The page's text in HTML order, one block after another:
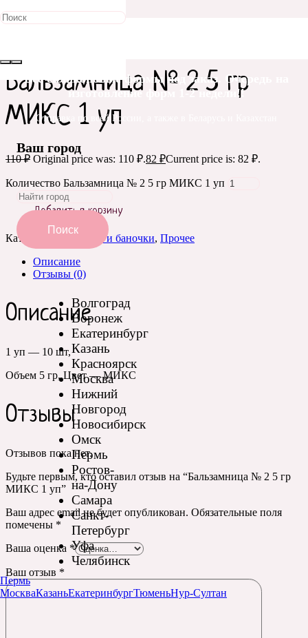
Все силиконовые формы под заказ. Очередь на
изготовление форм 1-2 недели!!
Отправка по всей России, а также в Беларусь и Казахстан
Ваш город
Поиск
Волгоград
Воронеж
Екатеринбург
Казань
Красноярск
Москва
Нижний
Новгород
Новосибирск
Омск
Пермь
Ростов-
на-Дону
Самара
Санкт-
Петербург
Уфа
Челябинск
Пермь
МоскваКазаньЕкатеринбургТюменьНур-Султан
Распродажа!
Бальзамница № 2 5 гр
МИКС 1 уп
110₽ Original price was: 110 ₽.82 ₽Current price is: 82 ₽.
Количество Бальзамница № 2 5 гр МИКС 1 уп
Добавить в корзину
Категории: Флаконы и баночки, Прочее
Описание
Отзывы (0)
Описание
1 уп — 10 шт,
Объем 5 гр, Цвет — МИКС
Отзывы
Отзывов пока нет.
Будьте первым, кто оставил отзыв на “Бальзамница № 2 5 гр
МИКС 1 уп”
Ваш адрес email не будет опубликован. Обязательные поля
помечены *
Ваша оценка *
Ваш отзыв *